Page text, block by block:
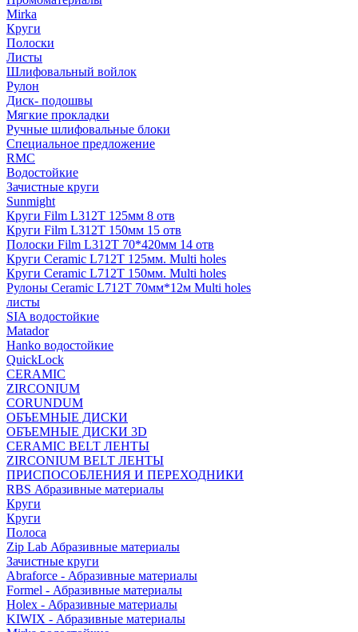
Mirka
Круги
Полоски
Листы
Шлифовальный войлок
Рулон
Диск- подошвы
Мягкие прокладки
Ручные шлифовальные блоки
Специальное предложение
RMC
Водостойкие
Зачистные круги
Sunmight
Круги Film L312T 125мм 8 отв
Круги Film L312T 150мм 15 отв
Полоски Film L312T 70*420мм 14 отв
Круги Ceramic L712T 125мм. Multi holes
Круги Ceramic L712T 150мм. Multi holes
Рулоны Ceramic L712T 70мм*12м Multi holes
листы
SIA водостойкие
Matador
Hanko водостойкие
QuickLock
CERAMIC
ZIRCONIUM
СORUNDUM
ОБЪЕМНЫЕ ДИСКИ
ОБЪЕМНЫЕ ДИСКИ 3D
CERAMIC BELT ЛЕНТЫ
ZIRCONIUM BELT ЛЕНТЫ
ПРИСПОСОБЛЕНИЯ И ПЕРЕХОДНИКИ
RBS Абразивные материалы
Круги
Круги
Полоса
Zip Lab Абразивные материалы
Зачистные круги
Abraforce - Абразивные материалы
Formel - Абразивные материалы
Holex - Абразивные материалы
KIWIX - Абразивные материалы